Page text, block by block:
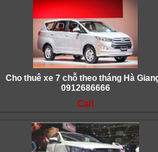
Cho thuê xe 7 chỗ theo tháng Hà
0912686666
Call